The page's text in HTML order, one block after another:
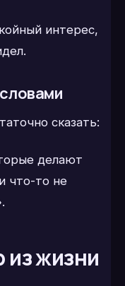
интерес,
сказать:
делают
что-то не
жизни